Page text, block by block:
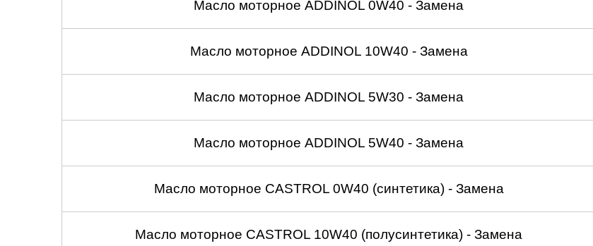
Масло моторное ADDINOL 0W40 - Замена
Масло моторное ADDINOL 10W40 - Замена
Масло моторное ADDINOL 5W30 - Замена
Масло моторное ADDINOL 5W40 - Замена
Масло моторное CASTROL 0W40 (синтетика) - Замена
Масло моторное CASTROL 10W40 (полусинтетика) - Замена